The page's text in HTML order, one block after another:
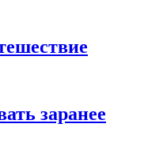
заранее